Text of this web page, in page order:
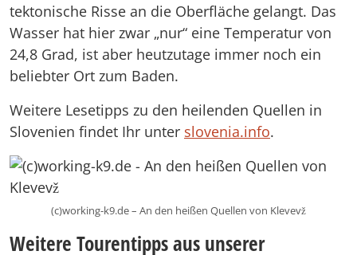
tektonische Risse an die Oberfläche gelangt. Das
Wasser hat hier zwar „nur“ eine Temperatur von
24,8 Grad, ist aber heutzutage immer noch ein
beliebter Ort zum Baden.
Weitere Lesetipps zu den heilenden Quellen in
Slovenien findet Ihr unter slovenia.info.
(c)working-k9.de – An den heißen Quellen von Klevevž
Weitere Tourentipps aus unserer